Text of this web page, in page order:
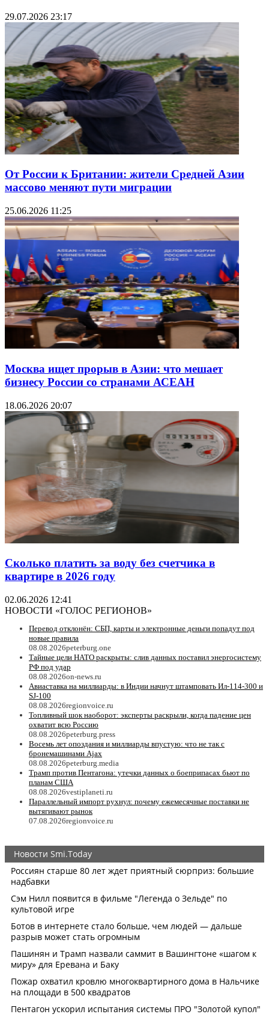
29.07.2026 23:17
От России к Британии: жители Средней Азии
массово меняют пути миграции
25.06.2026 11:25
Москва ищет прорыв в Азии: что мешает
бизнесу России со странами АСЕАН
18.06.2026 20:07
Сколько платить за воду без счетчика в
квартире в 2026 году
02.06.2026 12:41
НОВОСТИ «ГОЛОС РЕГИОНОВ»
Перевод отклонён: СБП, карты и электронные деньги попадут под
новые правила
08.08.2026peterburg.one
Тайные цели НАТО раскрыты: слив данных поставил энергосистему
РФ под удар
08.08.2026on-news.ru
Авиаставка на миллиарды: в Индии начнут штамповать Ил‑114‑300 и
SJ‑100
08.08.2026regionvoice.ru
Топливный шок наоборот: эксперты раскрыли, когда падение цен
охватит всю Россию
08.08.2026peterburg.press
Восемь лет опоздания и миллиарды впустую: что не так с
бронемашинами Ajax
08.08.2026peterburg.media
Трамп против Пентагона: утечки данных о боеприпасах бьют по
планам США
08.08.2026vestiplaneti.ru
Параллельный импорт рухнул: почему ежемесячные поставки не
вытягивают рынок
07.08.2026regionvoice.ru